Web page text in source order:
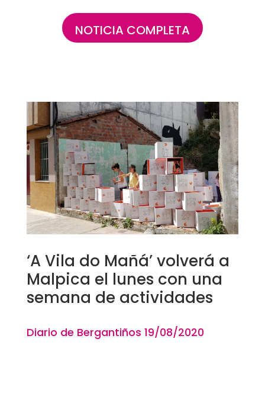
NOTICIA COMPLETA
‘A Vila do Mañá’ volverá a
Malpica el lunes con una
semana de actividades
Diario de Bergantiños 19/08/2020